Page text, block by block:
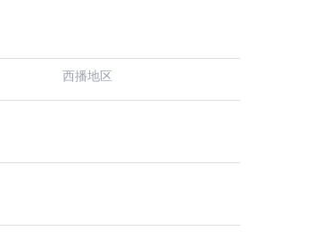
西播地区